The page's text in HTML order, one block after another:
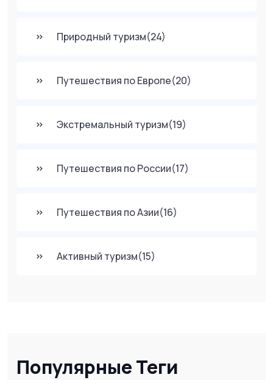
Природный туризм(24)
Путешествия по Европе(20)
Экстремальный туризм(19)
Путешествия по России(17)
Путешествия по Азии(16)
Активный туризм(15)
Популярные Теги